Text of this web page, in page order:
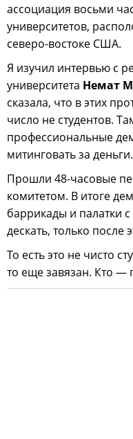
ассоциация восьми
университетов,
северо-востоке США.
Я изучил интервью с
университета Немат
сказала, что в этих
число не студентов.
профессиональные
митинговать за деньги.
Прошли 48-часовые
комитетом. В итоге
баррикады и палатки
дескать, только после
То есть это не чисто
то еще завязан. Кто —